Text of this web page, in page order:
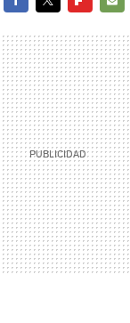
MAIL